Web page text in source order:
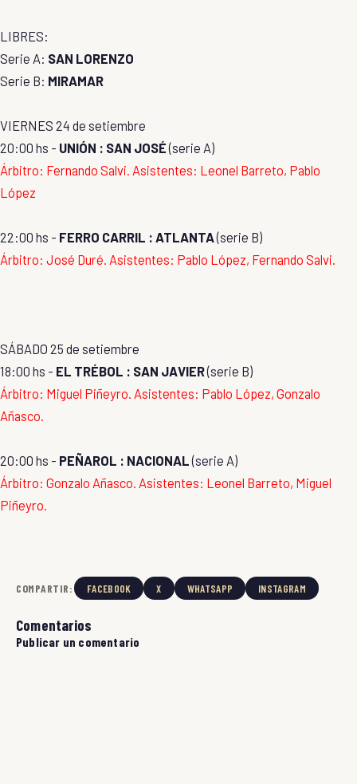
LIBRES:
Serie A: SAN LORENZO
Serie B: MIRAMAR
VIERNES 24 de setiembre
20:00 hs - UNIÓN : SAN JOSÉ(serie A)
Árbitro: Fernando Salvi. Asistentes: Leonel Barreto, Pablo
López
22:00 hs - FERRO CARRIL : ATLANTA(serie B)
Árbitro: José Duré. Asistentes: Pablo López, Fernando Salvi.
SÁBADO 25 de setiembre
18:00 hs - EL TRÉBOL : SAN JAVIER(serie B)
Árbitro: Miguel Piñeyro. Asistentes: Pablo López, Gonzalo
Añasco.
20:00 hs - PEÑAROL : NACIONAL(serie A)
Árbitro: Gonzalo Añasco. Asistentes: Leonel Barreto, Miguel
Piñeyro.
COMPARTIR: FACEBOOK X WHATSAPP INSTAGRAM
Comentarios
Publicar un comentario